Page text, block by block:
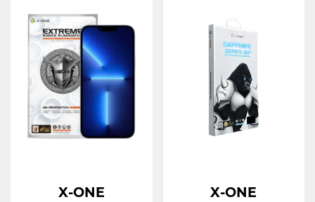
X-ONE
X-ONE